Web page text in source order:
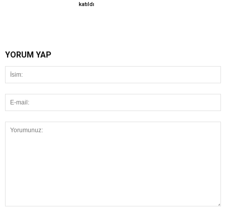
katıldı
YORUM YAP